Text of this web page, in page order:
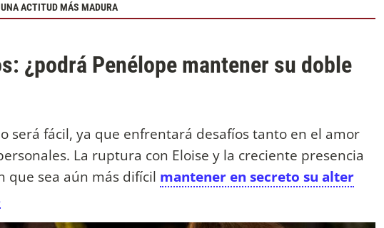
ACTITUD MÁS MADURA
¿podrá Penélope mantener su doble
será fácil, ya que enfrentará desafíos tanto en el amor
La ruptura con Eloise y la creciente presencia
que sea aún más difícil mantener en secreto su alter